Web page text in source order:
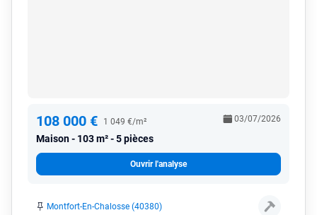
108 000 € 1 049 €/m²
Maison 103 m² - 5 pièces
03/07/2026
Ouvrir l'analyse
Montfort-En-Chalosse (40380)